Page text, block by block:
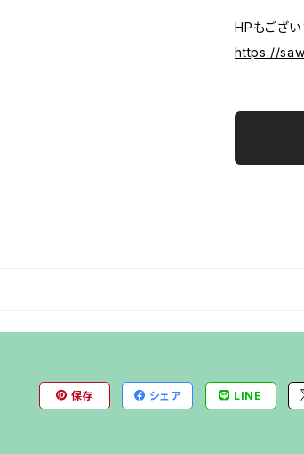
HPもござい
https://
保存 シェア LINE